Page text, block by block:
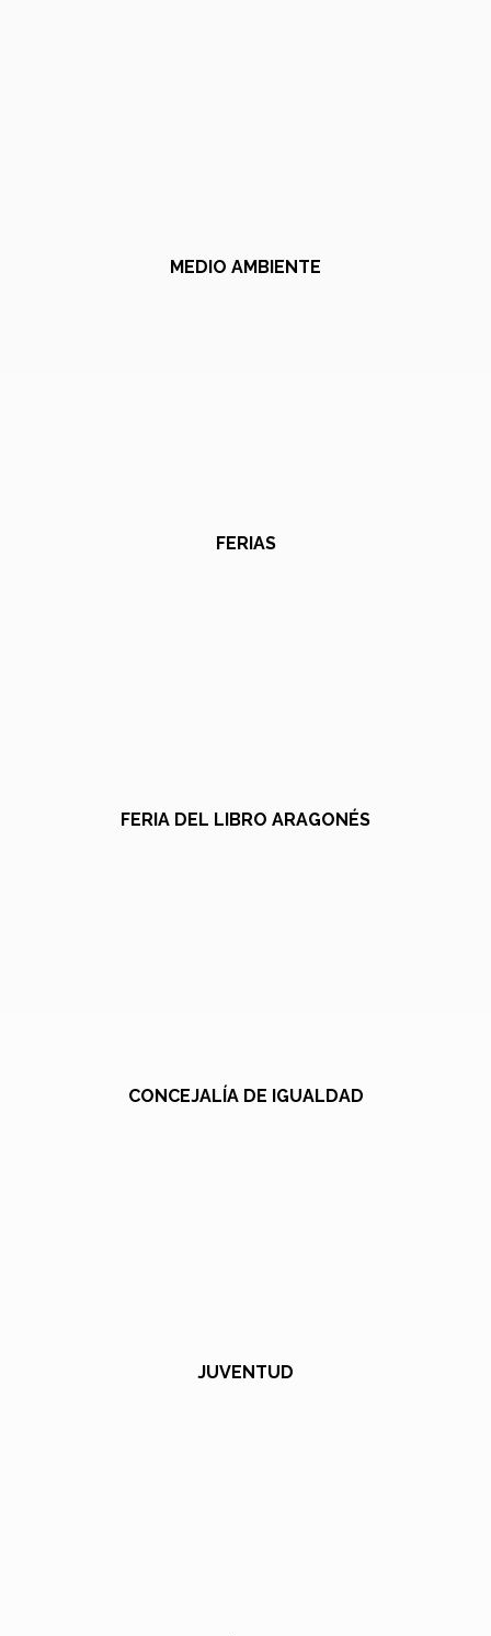
MEDIO AMBIENTE
FERIAS
FERIA DEL LIBRO ARAGONÉS
CONCEJALÍA DE IGUALDAD
JUVENTUD